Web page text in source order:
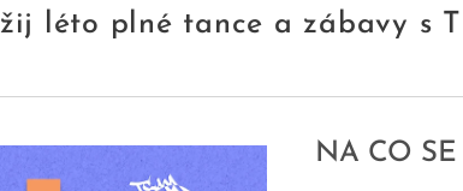
léto plné tance a zábavy s
NA CO SE